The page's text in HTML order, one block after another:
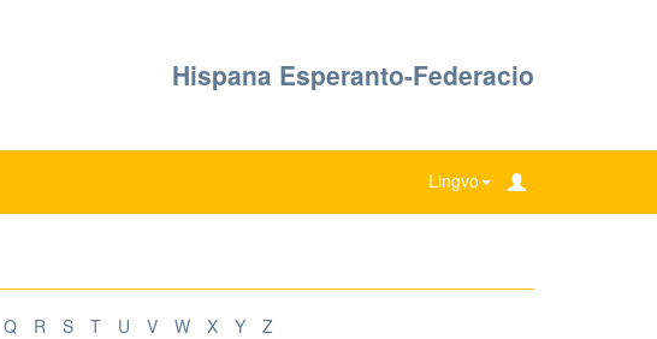
Hispana Esperanto-Federacio
Lingvo
Q R S T U V W X Y
Z